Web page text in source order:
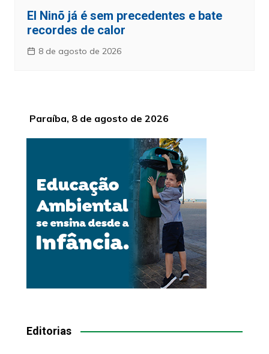
El Ninõ já é sem precedentes e bate
recordes de calor
8 de agosto de 2026
Paraíba, 8 de agosto de 2026
Editorias